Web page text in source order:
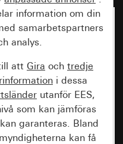
information om din
samarbetspartners
analys.
att Gira och tredje
i dessa
utanför EES,
som kan jämföras
garanteras. Bland
kan få